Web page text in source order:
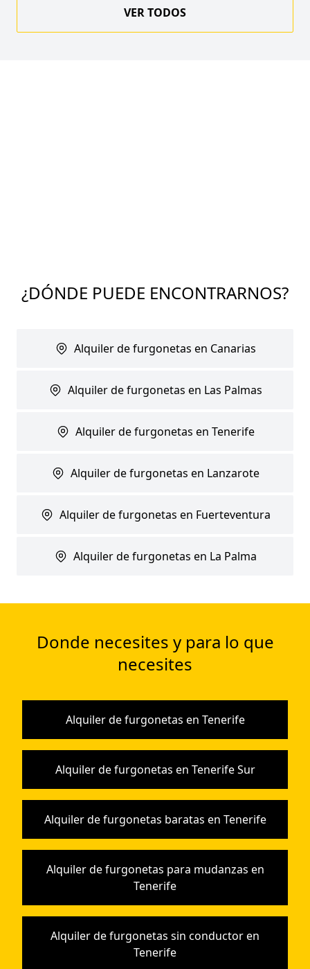
VER TODOS
¿DÓNDE PUEDE ENCONTRARNOS?
Alquiler de furgonetas en Canarias
Alquiler de furgonetas en Las Palmas
Alquiler de furgonetas en Tenerife
Alquiler de furgonetas en Lanzarote
Alquiler de furgonetas en Fuerteventura
Alquiler de furgonetas en La Palma
Donde necesites y para lo que
necesites
Alquiler de furgonetas en Tenerife
Alquiler de furgonetas en Tenerife Sur
Alquiler de furgonetas baratas en Tenerife
Alquiler de furgonetas para mudanzas en
Tenerife
Alquiler de furgonetas sin conductor en
Tenerife